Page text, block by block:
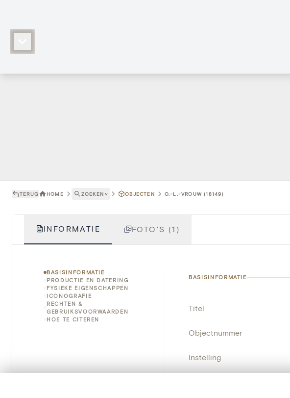
TERUG HOME ZOEKEN ˅ OBJECTEN O.-L.-VROUW (18149)
INFORMATIE FOTO'S (1)
BASISINFORMATIE
PRODUCTIE EN DATERING
FYSIEKE EIGENSCHAPPEN
ICONOGRAFIE
RECHTEN &
GEBRUIKSVOORWAARDEN
HOE TE CITEREN
BASISINFORMATIE
Titel
Objectnummer
Instelling